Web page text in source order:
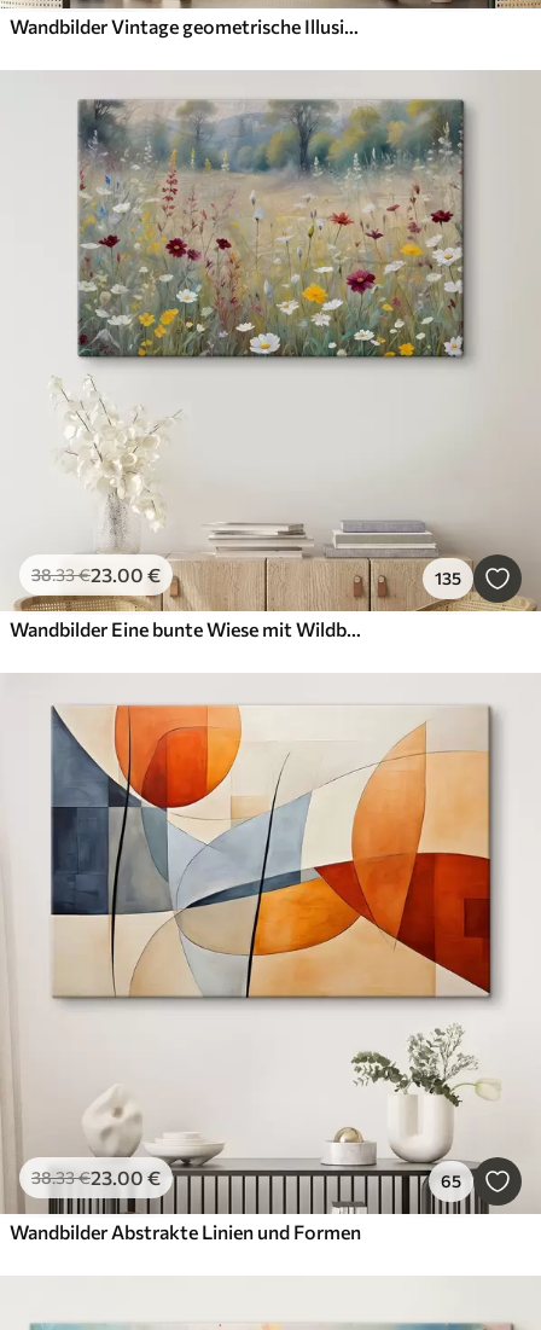
Wandbilder Vintage geometrische Illusion im minimalistischen Stil
38.33€23.00 € 135
Wandbilder Eine bunte Wiese mit Wildblumen mit einem verschwommenen Wald im Hintergrund
38.33€23.00 € 65
Wandbilder Abstrakte Linien und Formen